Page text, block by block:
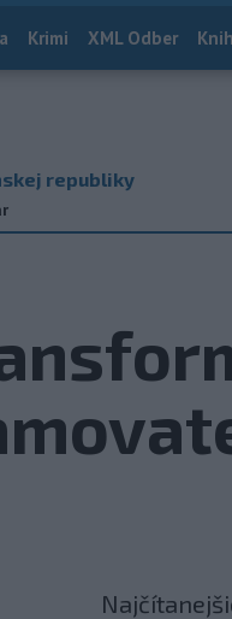
Krimi XML Odber
republiky